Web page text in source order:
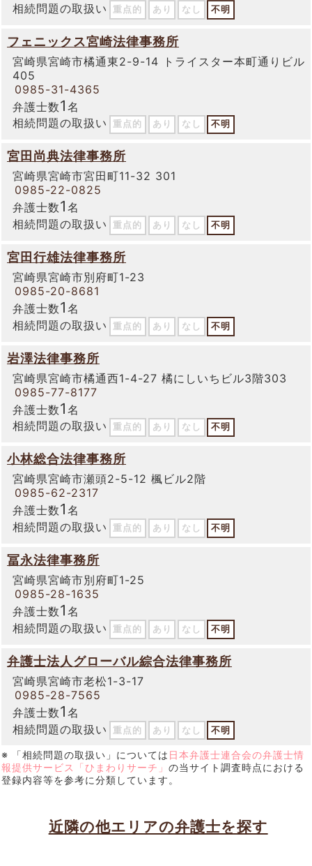
相続問題の取扱い
重点的 あり なし 不明
フェニックス宮崎法律事務所
宮崎県宮崎市橘通東2-9-14 トライスター本町通りビル
405
0985-31-4365
弁護士数1 名
相続問題の取扱い
重点的 あり なし 不明
宮田尚典法律事務所
宮崎県宮崎市宮田町11-32 301
0985-22-0825
弁護士数1 名
相続問題の取扱い
重点的 あり なし 不明
宮田行雄法律事務所
宮崎県宮崎市別府町1-23
0985-20-8681
弁護士数1 名
相続問題の取扱い
重点的 あり なし 不明
岩澤法律事務所
宮崎県宮崎市橘通西1-4-27 橘にしいちビル3階303
0985-77-8177
弁護士数1 名
相続問題の取扱い
重点的 あり なし 不明
小林総合法律事務所
宮崎県宮崎市瀬頭2-5-12 楓ビル2階
0985-62-2317
弁護士数1 名
相続問題の取扱い
重点的 あり なし 不明
冨永法律事務所
宮崎県宮崎市別府町1-25
0985-28-1635
弁護士数1 名
相続問題の取扱い
重点的 あり なし 不明
弁護士法人グローバル綜合法律事務所
宮崎県宮崎市老松1-3-17
0985-28-7565
弁護士数1 名
相続問題の取扱い
重点的 あり なし 不明
※ 「相続問題の取扱い」については 日本弁護士連合会の弁護士情
報提供サービス「ひまわりサーチ」 の当サイト調査時点における
登録内容等を参考に分類しています。
近隣の他エリアの弁護士を探す